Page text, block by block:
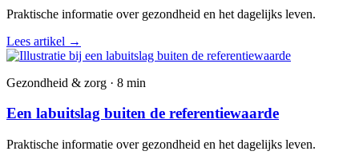
Praktische informatie over gezondheid en het dagelijks leven.
Lees artikel →
Gezondheid & zorg · 8 min
Een labuitslag buiten de referentiewaarde
Praktische informatie over gezondheid en het dagelijks leven.